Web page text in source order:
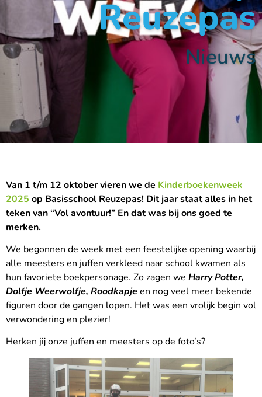
Reuzepas
Nieuws
Van 1 t/m 12 oktober vieren we de Kinderboekenweek
2025 op Basisschool Reuzepas! Dit jaar staat alles in het
teken van “Vol avontuur!” En dat was bij ons goed te
merken.
We begonnen de week met een feestelijke opening waarbij
alle meesters en juffen verkleed naar school kwamen als
hun favoriete boekpersonage. Zo zagen we Harry Potter,
Dolfje Weerwolfje, Roodkapjeen nog veel meer bekende
figuren door de gangen lopen. Het was een vrolijk begin vol
verwondering en plezier!
Herken jij onze juffen en meesters op de foto’s?